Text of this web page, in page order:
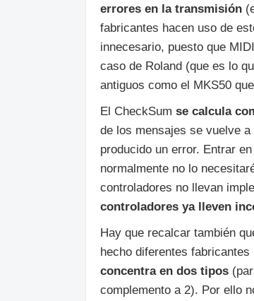
errores en la transmisión
fabricantes hacen uso de
innecesario, puesto que
caso de Roland (que es lo
antiguos como el MKS50
El CheckSum se calcula
de los mensajes se vuelve
producido un error. Entrar
normalmente no lo
controladores no llevan
controladores ya lleven
Hay que recalcar también
hecho diferentes
concentra en dos tipos
complemento a 2). Por ello